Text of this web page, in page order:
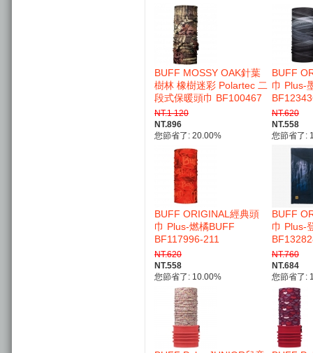
BUFF MOSSY OAK針葉
樹林 橡樹迷彩 Polartec 二
段式保暖頭巾 BF100467
NT.1 120
NT.896
您節省了: 20.00%
BUFF
巾 Plus-
NT.620
NT.558
您節省了:
BUFF ORIGINAL經典頭
巾 Plus-燃橘BUFF
BF117996-211
NT.620
NT.558
您節省了: 10.00%
BUFF
巾 Plus-
NT.760
NT.684
您節省了: